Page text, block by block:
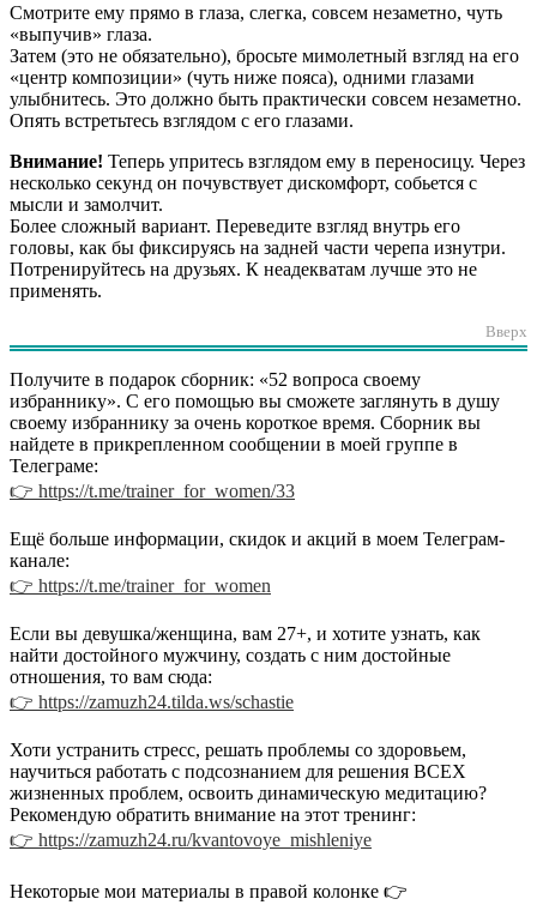
Смотрите ему прямо в глаза, слегка, совсем незаметно, чуть
«выпучив» глаза.
Затем (это не обязательно), бросьте мимолетный взгляд на его
«центр композиции» (чуть ниже пояса), одними глазами
улыбнитесь. Это должно быть практически совсем незаметно.
Опять встретьтесь взглядом с его глазами.
Внимание! Теперь упритесь взглядом ему в переносицу. Через
несколько секунд он почувствует дискомфорт, собьется с
мысли и замолчит.
Более сложный вариант. Переведите взгляд внутрь его
головы, как бы фиксируясь на задней части черепа изнутри.
Потренируйтесь на друзьях. К неадекватам лучше это не
применять.
Вверх
Получите в подарок сборник: «52 вопроса своему
избраннику». С его помощью вы сможете заглянуть в душу
своему избраннику за очень короткое время. Сборник вы
найдете в прикрепленном сообщении в моей группе в
Телеграме:
👉 https://t.me/trainer_for_women/33
Ещё больше информации, скидок и акций в моем Телеграм-
канале:
👉 https://t.me/trainer_for_women
Если вы девушка/женщина, вам 27+, и хотите узнать, как
найти достойного мужчину, создать с ним достойные
отношения, то вам сюда:
👉 https://zamuzh24.tilda.ws/schastie
Хоти устранить стресс, решать проблемы со здоровьем,
научиться работать с подсознанием для решения ВСЕХ
жизненных проблем, освоить динамическую медитацию?
Рекомендую обратить внимание на этот тренинг:
👉 https://zamuzh24.ru/kvantovoye_mishleniye
Некоторые мои материалы в правой колонке 👉